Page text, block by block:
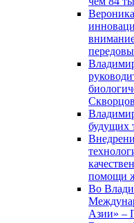
будущих
помощи
Во
Азии» –